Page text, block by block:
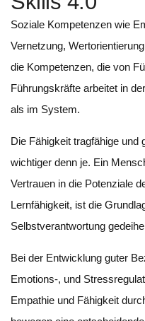
Soziale Kompetenzen wie
Vernetzung,
die Kompetenzen, die von
Führungskräfte arbeitet in
als im System.
Die Fähigkeit tragfähige und
wichtiger denn je. Ein
Vertrauen in die Potenziale
Lernfähigkeit, ist die
Selbstverantwortung
Bei der Entwicklung guter
Emotions-, und
Empathie und Fähigkeit